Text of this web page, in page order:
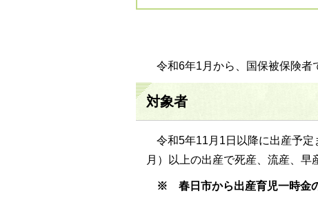
令和6年1月から、国保被保険者
対象者
令和5年11月1日以降に出産予
月）以上の出産で死産、流産、早
※ 春日市から出産育児一時金